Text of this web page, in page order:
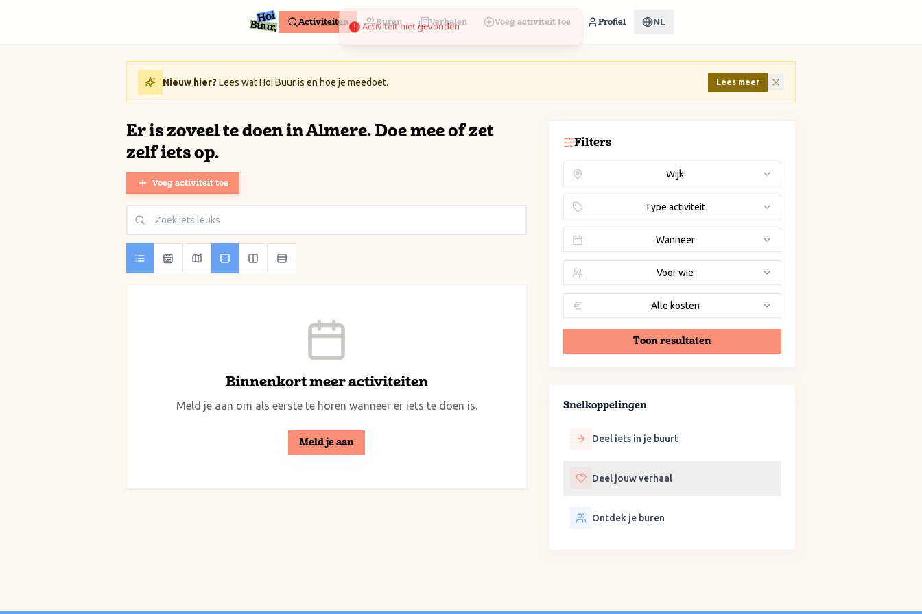
Activiteiten Buren Verhalen Voeg activiteit toe Profiel NL
Nieuw hier? Lees wat Hoi Buur is en hoe je meedoet. Lees meer
Er is zoveel te doen in Almere. Doe mee of zet
zelf iets op.
Voeg activiteit toe
Binnenkort meer activiteiten
Meld je aan om als eerste te horen wanneer er iets te doen is.
Meld je aan
Filters
Wijk
Type activiteit
Wanneer
Voor wie
Alle kosten
Toon resultaten
Snelkoppelingen
Deel iets in je buurt
Deel jouw verhaal
Ontdek je buren